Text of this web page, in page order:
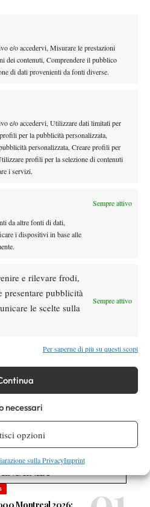
e/o accedervi, Misurare le prestazioni
dei contenuti, Comprendere il pubblico
di dati provenienti da fonti diverse.
e/o accedervi, Utilizzare dati limitati per
per la pubblicità personalizzata,
personalizzata, Creare profili per
profili per la selezione di contenuti
i servizi.
Sempre attivo
da altre fonti di dati,
i dispositivi in base alle
e rilevare frodi,
presentare pubblicità
le scelte sulla
Sempre attivo
Per saperne di più su questi scopi
necessari
opzioni
sulla PrivacyImprint
– Non ci sono indicazioni sulla
non sono incoraggianti.
– Interrotto anche l’allenamento di
– Non ci sono indicazioni sulla
– Al momento continua a piovere
– Le previsioni per la giornata di
previsto per le19.00
– Parte del pubblico è uscita dallo
altri spettatori restano in tribuna
con i teloni
– Ruud-Darderi interrotta sul 4-1
servizio.
Montreal 2026: